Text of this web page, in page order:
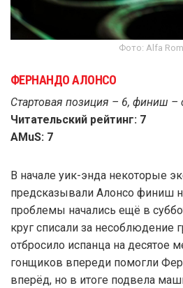
Фото: Alfa
ФЕРНАНДО АЛОНСО
Стартовая позиция – 6, финиш –
Читательский рейтинг: 7
AMuS: 7
В начале уик-энда некоторые
предсказывали Алонсо финиш
проблемы начались ещё в
круг списали за несоблюдение
отбросило испанца на десятое
гонщиков впереди помогли
вперёд, но в итоге подвела